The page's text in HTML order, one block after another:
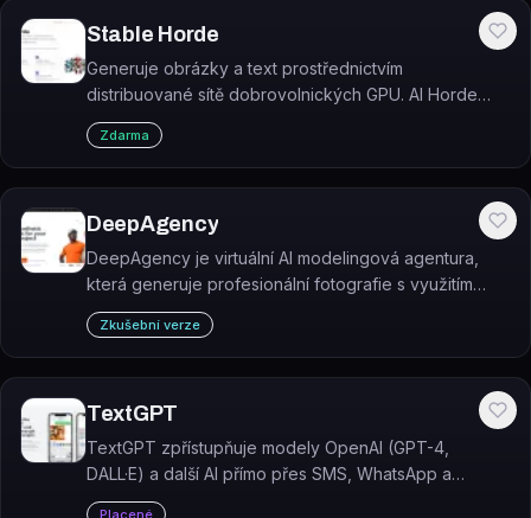
Stable Horde
Generuje obrázky a text prostřednictvím
distribuované sítě dobrovolnických GPU. AI Horde
(Stable Horde) je bezplatná komunitní platforma,
která nevyžaduje vlastní hardware ani instalaci.
Zdarma
DeepAgency
DeepAgency je virtuální AI modelingová agentura,
která generuje profesionální fotografie s využitím
syntetických modelů bez nutnosti fyzického focení.
Zkušební verze
TextGPT
TextGPT zpřístupňuje modely OpenAI (GPT-4,
DALL·E) a další AI přímo přes SMS, WhatsApp a
iMessage bez nutnosti instalovat aplikaci.
Placené